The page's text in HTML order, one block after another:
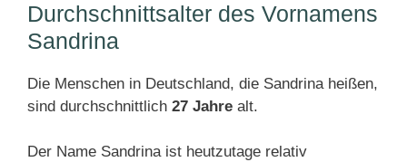
Durchschnittsalter des Vornamens
Sandrina
Die Menschen in Deutschland, die Sandrina heißen,
sind durchschnittlich 27 Jahre alt.
Der Name Sandrina ist heutzutage relativ